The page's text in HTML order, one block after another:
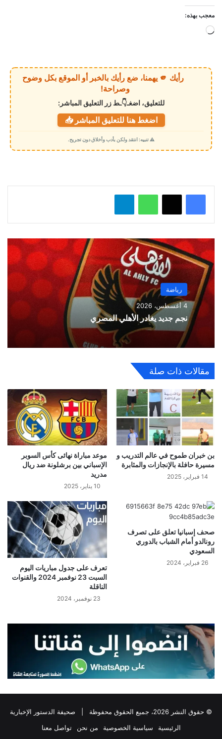
معجب بهذه:
ي
م
ي
رأيك 🫵 يهمنا، ضع رأيك بالخبر أو الموقع بكل وضوح
وصراحة!
للتعليق، اضغـ👇ـط زر التعليق المباشر:
اضغط هنا للتعليق المباشر 📥
⚠️ تنبيه: انتقد ولكن بأدب وأخلاق دون تجريح.
واتساب
رياضة
4 أغسطس، 2026
نجم جديد يغادر الأهلي المصري
مقالات ذات صلة
بن خبران طموح في عالم التدريب و
مسيرة حافلة بالإنجازات والمثابرة
14 فبراير، 2025
موعد مباراة نهائى كأس السوبر
الإسباني بين برشلونة ضد ريال
مدريد
10 يناير، 2025
صحف إسبانيا تعلق على تصرف
رونالدو أمام الشباب بالدوري
السعودي
26 فبراير، 2024
تعرف على جدول مباريات اليوم
السبت 23 نوفمبر 2024 والقنوات
الناقلة
23 نوفمبر، 2024
© حقوق النشر 2026، جميع الحقوق محفوظة |
صحيفة الدستور الإخبارية
الرئيسية
سياسية الخصوصية من نحن تواصل معنا